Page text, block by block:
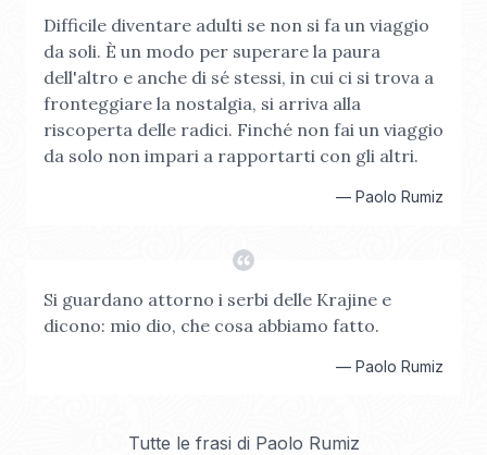
Difficile diventare adulti se non si fa un viaggio
da soli. È un modo per superare la paura
dell'altro e anche di sé stessi, in cui ci si trova a
fronteggiare la nostalgia, si arriva alla
riscoperta delle radici. Finché non fai un viaggio
da solo non impari a rapportarti con gli altri.
— Paolo Rumiz
Si guardano attorno i serbi delle Krajine e
dicono: mio dio, che cosa abbiamo fatto.
— Paolo Rumiz
Tutte le frasi di Paolo Rumiz